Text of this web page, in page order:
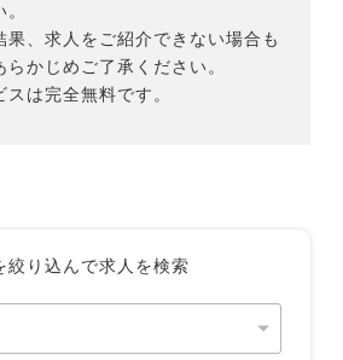
、求人をご紹介できない場合も
かじめご了承ください。
は完全無料です。
絞り込んで求人を検索